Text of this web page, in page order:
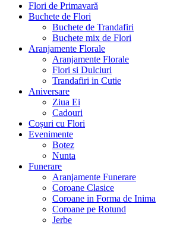
Flori de Primavară
Buchete de Flori
Buchete de Trandafiri
Buchete mix de Flori
Aranjamente Florale
Aranjamente Florale
Flori si Dulciuri
Trandafiri in Cutie
Aniversare
Ziua Ei
Cadouri
Coșuri cu Flori
Evenimente
Botez
Nunta
Funerare
Aranjamente Funerare
Coroane Clasice
Coroane in Forma de Inima
Coroane pe Rotund
Jerbe